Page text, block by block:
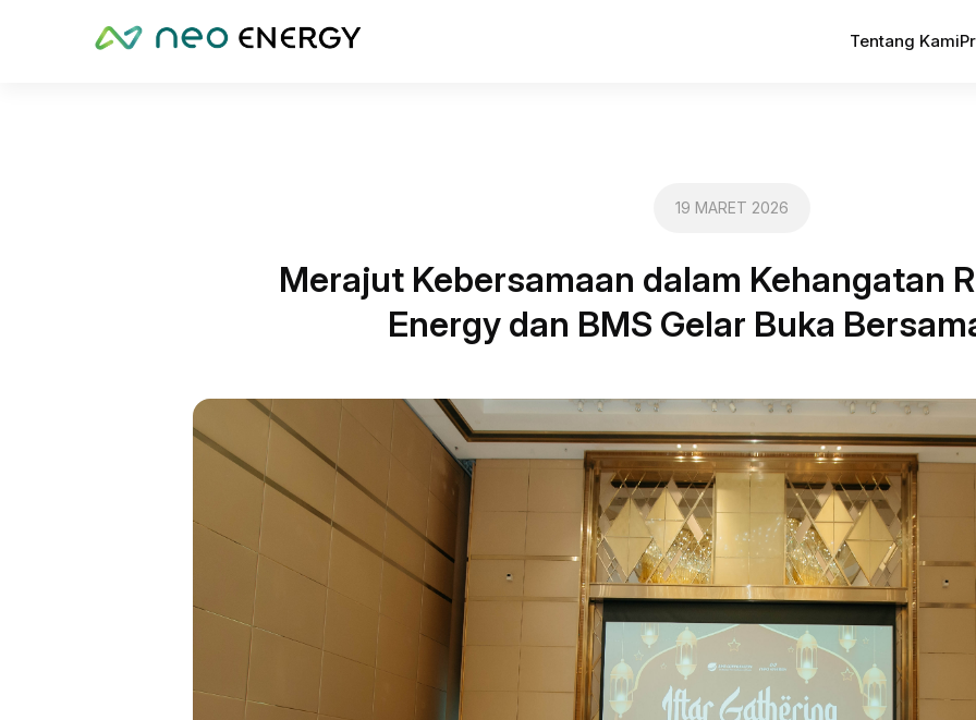
Tentang Kami
19 MARET 2026
Merajut Kebersamaan dalam Kehangatan
Energy dan BMS Gelar Buka